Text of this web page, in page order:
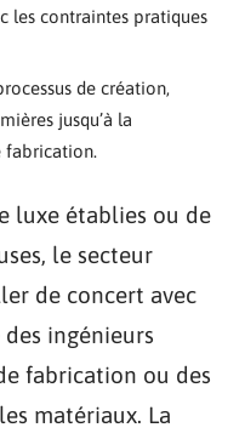
les contraintes pratiques
de création,
jusqu’à la
fabrication.
luxe établies ou de
le secteur
de concert avec
ingénieurs
fabrication ou des
matériaux. La